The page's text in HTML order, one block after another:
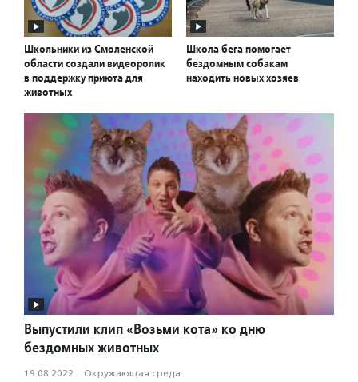
Школьники из Смоленской
области создали видеоролик
в поддержку приюта для
животных
Школа бега помогает
бездомным собакам
находить новых хозяев
Выпустили клип «Возьми кота» ко дню
бездомных животных
19.08.2022 · Окружающая среда